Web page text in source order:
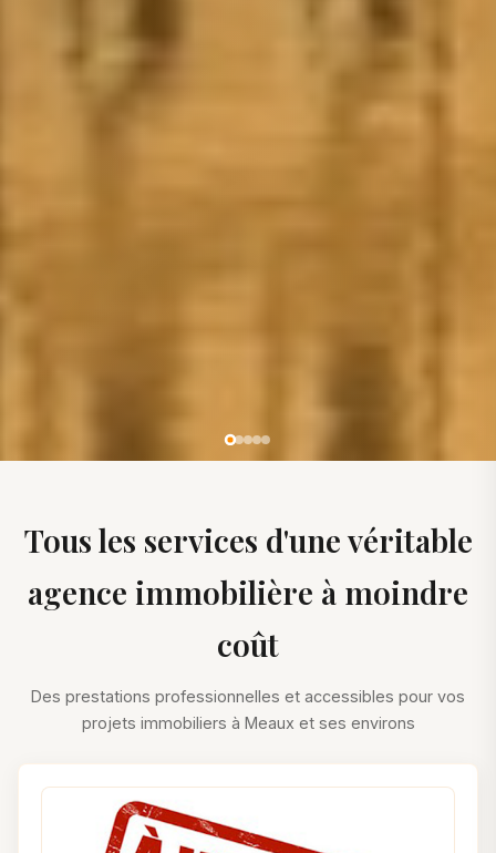
Tous les services d'une véritable
agence immobilière à moindre
coût
Des prestations professionnelles et accessibles pour vos
projets immobiliers à Meaux et ses environs